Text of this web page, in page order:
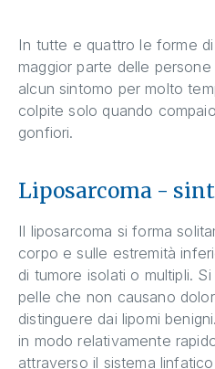
In tutte e quattro le forme
maggior parte delle
alcun sintomo per molto
colpite solo quando
gonfiori.
Liposarcoma -
Il liposarcoma si forma
corpo e sulle estremità
di tumore isolati o multipli.
pelle che non causano
distinguere dai lipomi
in modo relativamente
attraverso il sistema